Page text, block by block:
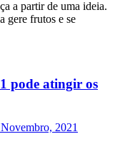
a partir de uma ideia.
gere frutos e se
pode atingir os
2021